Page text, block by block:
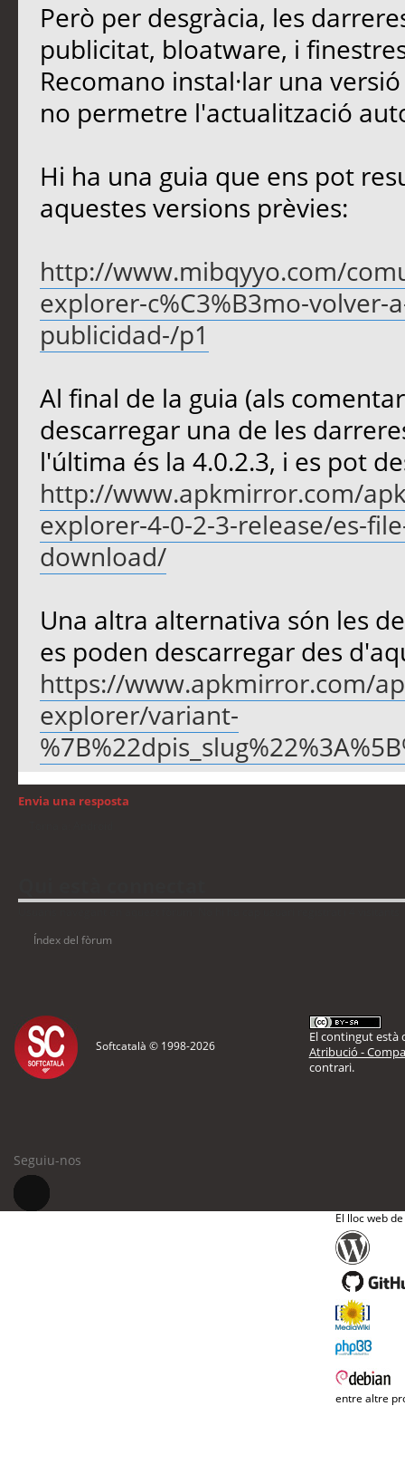
Però per desgràcia, les
publicitat, bloatware, i
Recomano instal·lar una
no permetre l'actualització
Hi ha una guia que ens pot
aquestes versions prèvies:
http://www.mibqyyo.com/
explorer-c%C3%B3mo-volver-
publicidad-/p1
Al final de la guia (als
descarregar una de les
l'última és la 4.0.2.3, i es pot
http://www.apkmirror.com/
explorer-4-0-2-3-release/es-
download/
Una altra alternativa són les
es poden descarregar des
https://www.apkmirror.com/
explorer/variant-
Envia una resposta
Índex del fòrum
Softcatalà © 1998-2026
El contingut està
Atribució -
contrari.
Seguiu-nos
El lloc web
entre altre